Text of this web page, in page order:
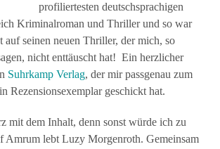
profiliertesten deutschsprachigen
Kriminalroman und Thriller und so war
auf seinen neuen Thriller, der mich, so
nicht enttäuscht hat! Ein herzlicher
Suhrkamp Verlag, der mir passgenau zum
Rezensionsexemplar geschickt hat.
mit dem Inhalt, denn sonst würde ich zu
Amrum lebt Luzy Morgenroth. Gemeinsam